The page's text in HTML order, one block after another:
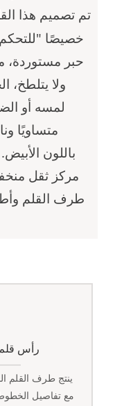
تم تصميم هذا
خصيصًا "للتحكم
حبر مستوردة،
ولا يتلطخ،
لمسه أو
متساويًا
باللون
مركز ثقل
طرف القلم
رأس قلم
ينتج طرف القلم
مع تفاصيل